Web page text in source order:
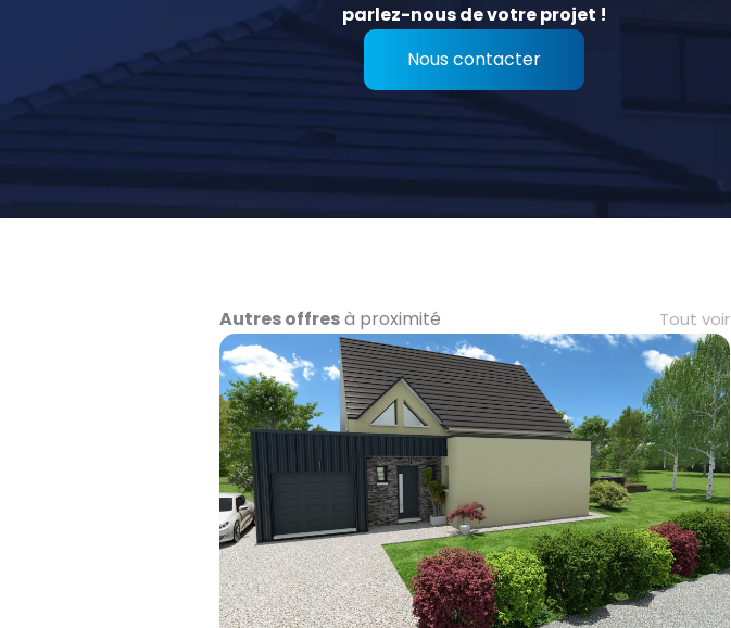
parlez-nous de votre projet !
Nous contacter
Autres offresà proximité Tout voir